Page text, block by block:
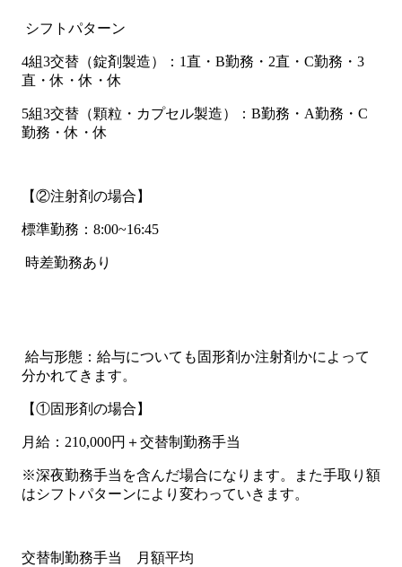
シフトパターン
4組3交替（錠剤製造）：1直・B勤務・2直・C勤務・3
直・休・休・休
5組3交替（顆粒・カプセル製造）：B勤務・A勤務・C
勤務・休・休
【②注射剤の場合】
標準勤務：8:00~16:45
時差勤務あり
給与形態：給与についても固形剤か注射剤かによって
分かれてきます。
【①固形剤の場合】
月給：210,000円＋交替制勤務手当
※深夜勤務手当を含んだ場合になります。また手取り額
はシフトパターンにより変わっていきます。
交替制勤務手当 月額平均